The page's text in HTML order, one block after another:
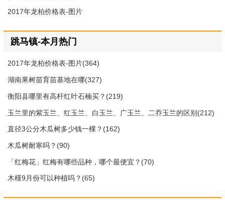
2017年龙柏价格表-图片
跳马镇-本月热门
2017年龙柏价格表-图片(364)
湖南果树苗育苗基地在哪(327)
衡阳县哪里有高杆红叶石楠买？(219)
玉兰里的紫玉兰、红玉兰、白玉兰、广玉兰、二乔玉兰的区别(212)
直径3公分木瓜树多少钱一棵？(162)
木瓜树耐寒吗？(90)
「红梅花」红梅有哪些品种，哪个最便宜？(70)
木槿9月份可以种植吗？(65)